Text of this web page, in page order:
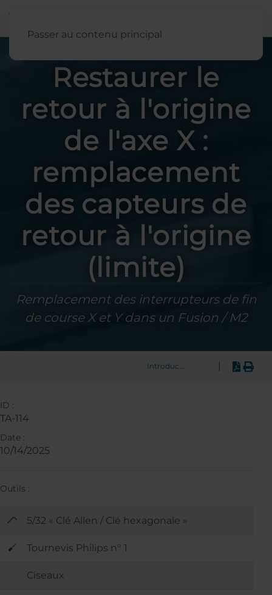
Passer au contenu principal
Restaurer le
retour à l'origine
de l'axe X :
remplacement
des capteurs de
retour à l'origine
(limite)
Remplacement des interrupteurs de fin
de course X et Y dans un Fusion / M2
Introduction
ID :
TA-114
Date :
10/14/2025
Outils :
5/32 « Clé Allen / Clé hexagonale »
Tournevis Philips n° 1
Ciseaux